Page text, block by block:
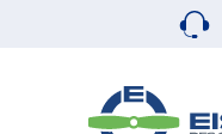
Zum Hauptinhalt